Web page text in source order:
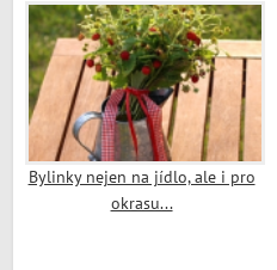
Bylinky nejen na jídlo, ale i pro
okrasu...